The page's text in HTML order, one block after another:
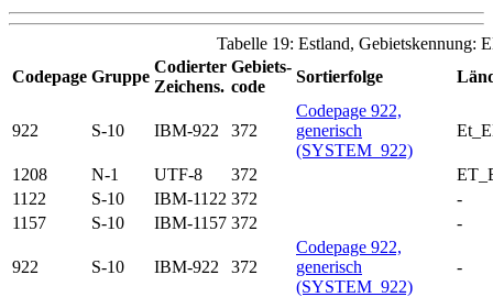
Tabelle 19: Estland, Gebietskennung:
Codepage Gruppe
Codierter
Zeichens.
Gebiets-
code
Sortierfolge
922 S-10 IBM-922 372
Codepage 922,
generisch
(SYSTEM_922)
1208 N-1 UTF-8 372
1122
S-10 IBM-1122 372
-
1157
S-10 IBM-1157 372 -
922 S-10 IBM-922 372
Codepage 922,
generisch
(SYSTEM_922)
-